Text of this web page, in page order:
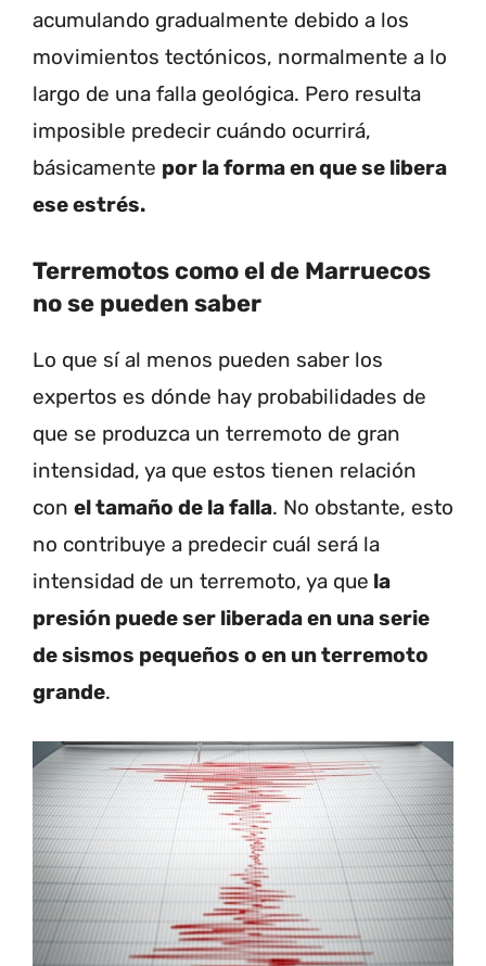
acumulando gradualmente debido a los
movimientos tectónicos, normalmente a lo
largo de una falla geológica. Pero resulta
imposible predecir cuándo ocurrirá,
básicamente por la forma en que se libera
ese estrés.
Terremotos como el de Marruecos
no se pueden saber
Lo que sí al menos pueden saber los
expertos es dónde hay probabilidades de
que se produzca un terremoto de gran
intensidad, ya que estos tienen relación
con el tamaño de la falla. No obstante, esto
no contribuye a predecir cuál será la
intensidad de un terremoto, ya que la
presión puede ser liberada en una serie
de sismos pequeños o en un terremoto
grande.